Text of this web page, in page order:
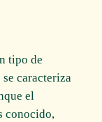
tipo de
caracteriza
el
conocido,